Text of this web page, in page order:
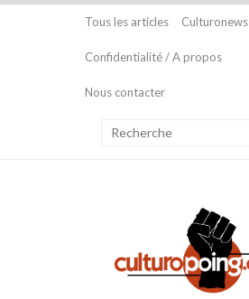
Tous les articles Culturonews
Confidentialité / A propos
Nous contacter